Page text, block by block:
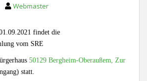
Webmaster
findet die
vom SRE
50129 Bergheim-Oberaußem, Zur
statt.